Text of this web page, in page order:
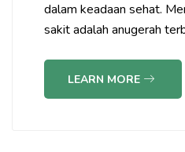
dalam keadaan sehat.
sakit adalah anugerah
LEARN MORE